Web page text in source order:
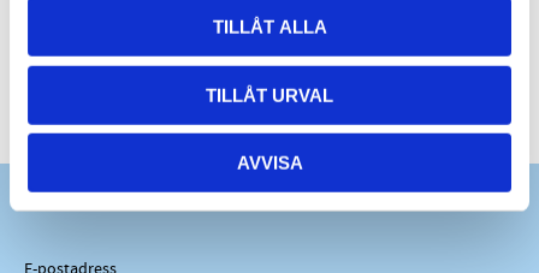
TILLÅT ALLA
TILLÅT URVAL
AVVISA